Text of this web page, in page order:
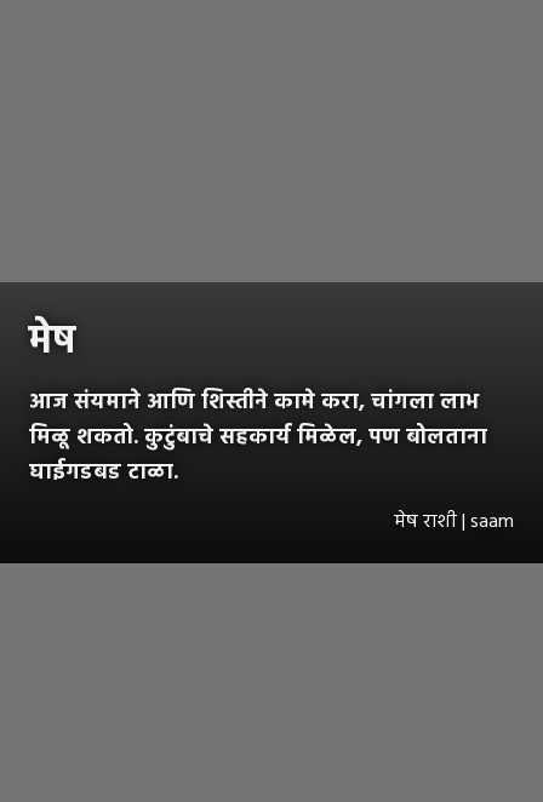
मेष
आज संयमाने आणि शिस्तीने कामे करा, चांगला लाभ
मिळू शकतो. कुटुंबाचे सहकार्य मिळेल, पण बोलताना
घाईगडबड टाळा.
मेष राशी | saam